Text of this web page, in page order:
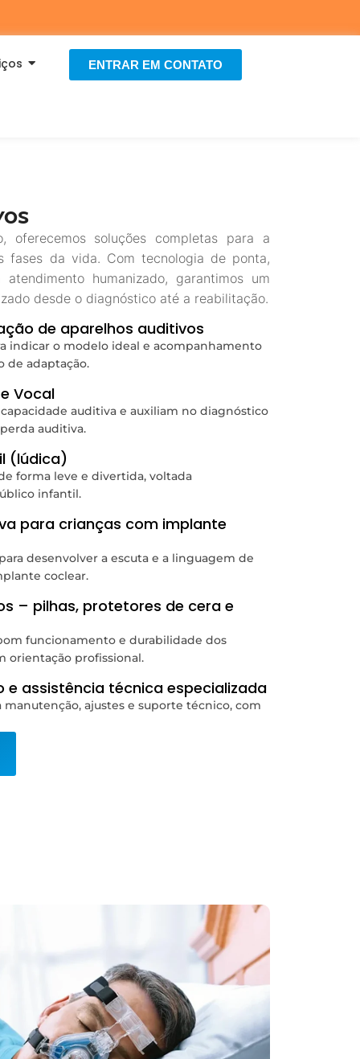
ENTRAR EM CONTATO
oferecemos soluções completas para a
fases da vida. Com tecnologia de ponta,
humanizado, garantimos um
desde o diagnóstico até a reabilitação.
de aparelhos auditivos
indicar o modelo ideal e acompanhamento
de adaptação.
Vocal
auditiva e auxiliam no diagnóstico
auditiva.
(lúdica)
forma leve e divertida, voltada
infantil.
para crianças com implante
desenvolver a escuta e a linguagem de
coclear.
– pilhas, protetores de cera e
funcionamento e durabilidade dos
orientação profissional.
e assistência técnica especializada
manutenção, ajustes e suporte técnico, com